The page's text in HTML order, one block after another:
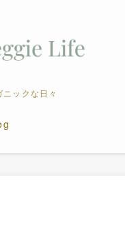
ックな日々